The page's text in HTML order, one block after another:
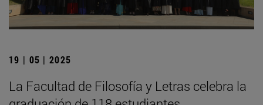
19 | 05 | 2025
La Facultad de Filosofía y Letras celebra la